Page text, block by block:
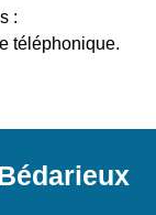
:
téléphonique.